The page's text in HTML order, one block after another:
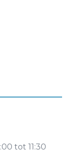
tot 11:30